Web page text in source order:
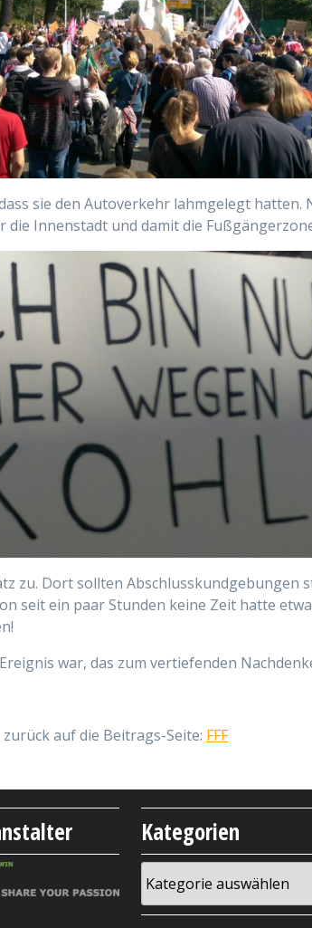
sie den Autoverkehr lahmgelegt
Innenstadt und damit die
zu. Dort sollten Abschlusskundgebungen
seit ein paar Stunden keine Zeit hatte
war, das zum vertiefenden
auf die Beitrags-Seite: FFF
Kategorien